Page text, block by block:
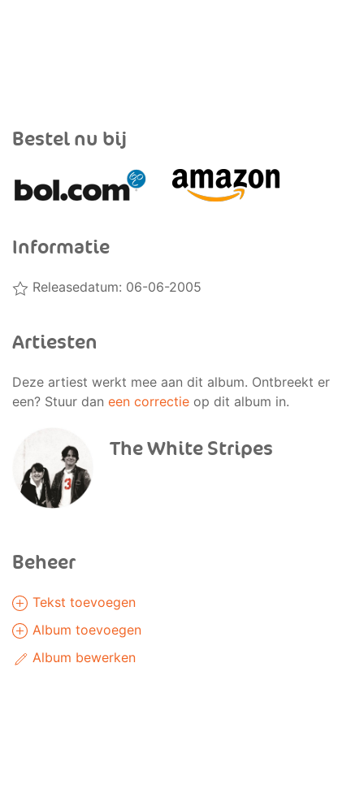
Bestel nu bij
Informatie
Releasedatum: 06-06-2005
Artiesten
Deze artiest werkt mee aan dit album. Ontbreekt er
een? Stuur dan een correctie op dit album in.
The White Stripes
Beheer
Tekst toevoegen
Album toevoegen
Album bewerken